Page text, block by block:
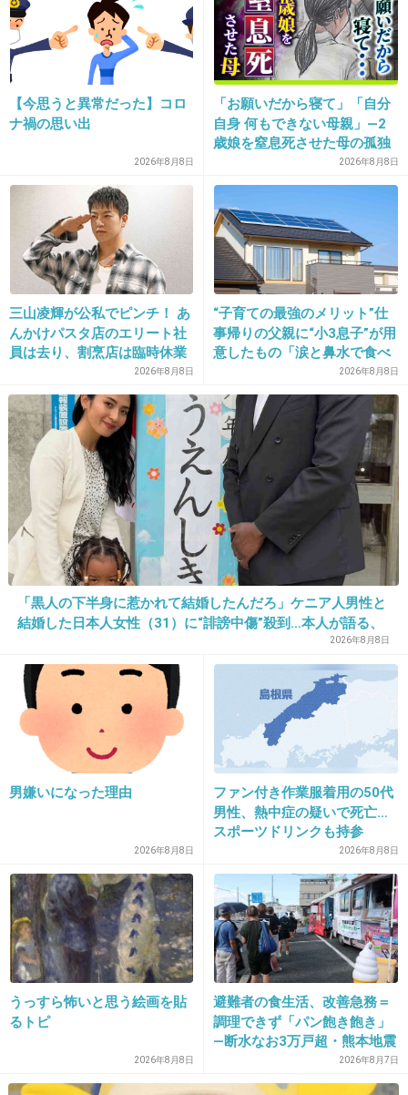
+175 -8
18. 匿名 2019/10/24(木) 17:11:04
ジャニーズ特に好きとか嫌いとかないけど
ワクワクすっぞ！
+1142
19. 匿名2019/10/24(木) 17:11:05
別にいいじゃないか。
ファンてその芸能人の幸せを願ってあげるもん
じゃないの？自分が付き合えるとか思ってる
の？
もし、自分が付き合ったとしても、この女性と
同じような目に遭うんだよ？
2件の返信
+111 -95
20. 匿名2019/10/24(木) 17:11:14
カルティエのラブブレスは死ぬほどダサいから
許してやれってwww
2019/10/24(木) 17:11:18
出典：pbs.twimg.com
9件の返信
+622 -7
【今思うと異常だった】コロ
ナ禍の思い出
2026年8月8日
「お願いだから寝て」「自分
自身 何もできない母親」―2
歳娘を窒息死させた母の孤独
「娘は『ママどうして』と」
限界の年子ワンオペ育児 法
廷での懺悔と声なきSOS
2026年8月8日
三山凌輝が公私でピンチ！ あ
んかけパスタ店のエリート社
員は去り、割烹店は臨時休業
2026年8月8日
“子育ての最強のメリット”仕
事帰りの父親に“小3息子”が用
意したもの「涙と鼻水で食べ
れない」「震える」の声2026年8月8日
「黒人の下半身に惹かれて結婚したんだろ」ケニア人男性と
結婚した日本人女性（31）に“誹謗中傷”殺到…本人が語る、
2026年8月8日
男嫌いになった理由
2026年8月8日
ファン付き作業服着用の50代
男性、熱中症の疑いで死亡…
スポーツドリンクも持参
2026年8月8日
うっすら怖いと思う絵画を貼
るトピ
2026年8月8日
避難者の食生活、改善急務＝
調理できず「パン飽き飽き」
―断水なお3万戸超・熊本地震
2026年8月7日